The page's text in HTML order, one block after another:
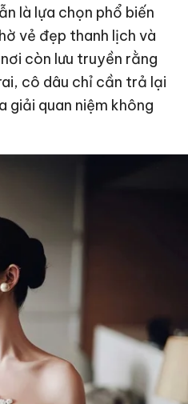
là lựa chọn phổ biến
vẻ đẹp thanh lịch và
còn lưu truyền rằng
cô dâu chỉ cần trả lại
giải quan niệm không